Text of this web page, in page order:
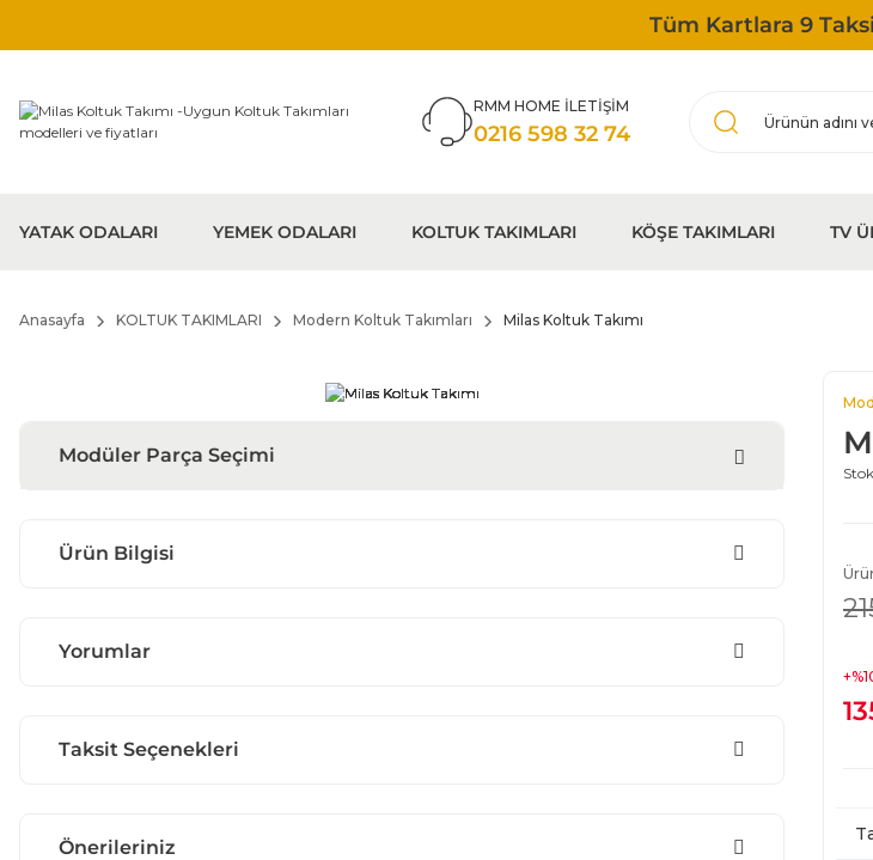
Tüm Kartlara 9
RMM HOME İLETİŞİM
0216 598 32 74
YATAK ODALARI YEMEK ODALARI KOLTUK TAKIMLARI KÖŞE TAKIMLARI TV
Anasayfa KOLTUK TAKIMLARI Modern Koltuk Takımları Milas Koltuk Takımı
Modüler Parça Seçimi
Ürün Bilgisi
Yorumlar
Taksit Seçenekleri
Önerileriniz